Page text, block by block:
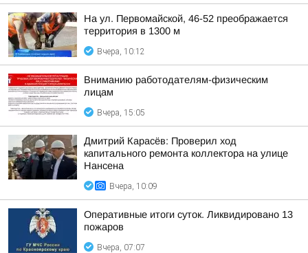
На ул. Первомайской, 46-52 преображается
территория в 1300 м
Вчера, 10:12
Вниманию работодателям-физическим
лицам
Вчера, 15:05
Дмитрий Карасёв: Проверил ход
капитального ремонта коллектора на улице
Нансена
Вчера, 10:09
Оперативные итоги суток. Ликвидировано 13
пожаров
Вчера, 07:07